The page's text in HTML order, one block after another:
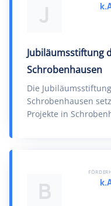
J
Jubiläumsstiftung
Schrobenhausen
Die
Schrobenhausen
Projekte in
B